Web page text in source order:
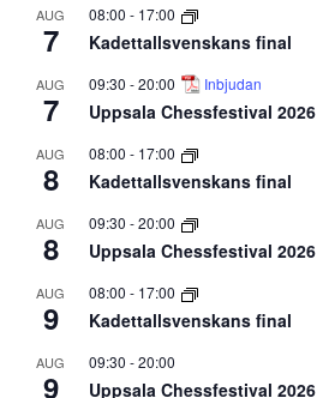
AUG
7
08:00 - 17:00
Kadettallsvenskans final
AUG
7
09:30 -20:00 Inbjudan
Uppsala Chessfestival 2026
AUG
8
08:00 - 17:00
Kadettallsvenskans final
AUG
8
09:30 -20:00
Uppsala Chessfestival 2026
AUG
9
08:00 - 17:00
Kadettallsvenskans final
AUG
9
09:30 -20:00
Uppsala Chessfestival 2026